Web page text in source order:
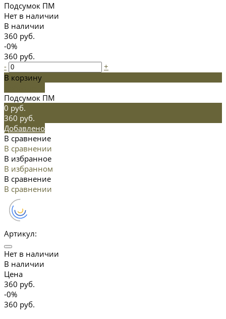
Подсумок ПМ
Нет в наличии
В наличии
360 руб.
-0%
360 руб.
-
+
В корзину
Подсумок ПМ
0 руб.
360 руб.
Добавлено
В сравнение
В сравнении
В избранное
В избранном
В сравнение
В сравнении
Артикул:
Нет в наличии
В наличии
Цена
360 руб.
-0%
360 руб.